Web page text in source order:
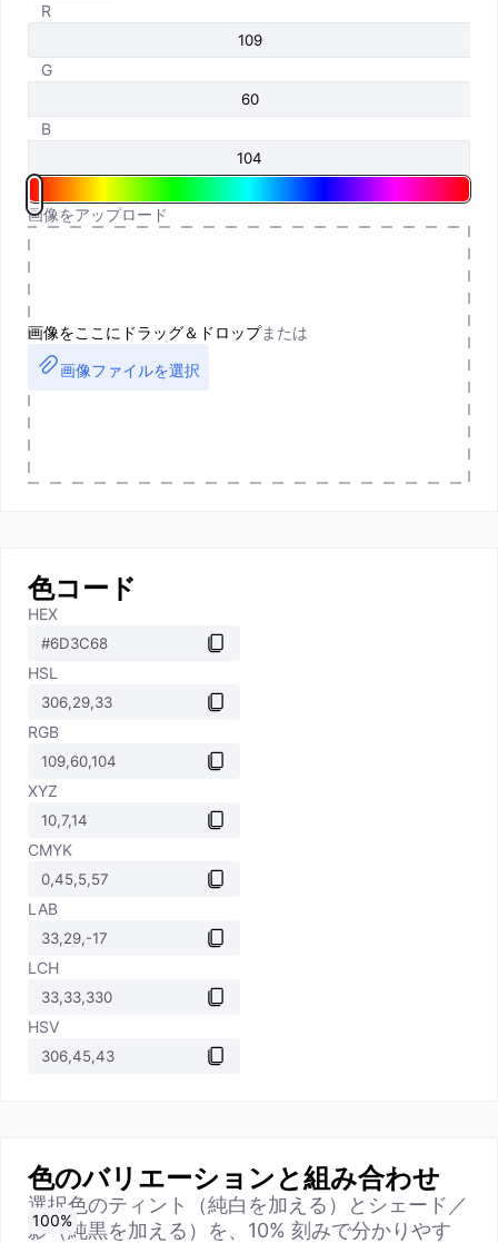
R
G
B
画像をアップロード
画像をここにドラッグ＆ドロップまたは
画像ファイルを選択
色コード
HEX
HSL
RGB
XYZ
CMYK
LAB
LCH
HSV
色のバリエーションと組み合わせ
選択色のティント（純白を加える）とシェード／
影（純黒を加える）を、10% 刻みで分かりやす
0%
10%
20%
30%
40%
50%
60%
70%
80%
90%
100%